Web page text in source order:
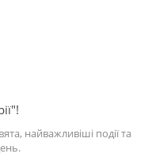
найважливіші події та